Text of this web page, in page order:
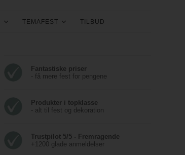
TEMAFEST TILBUD
Fantastiske priser
- få mere fest for pengene
Produkter i topklasse
- alt til fest og dekoration
Trustpilot 5/5 - Fremragende
+1200 glade anmeldelser